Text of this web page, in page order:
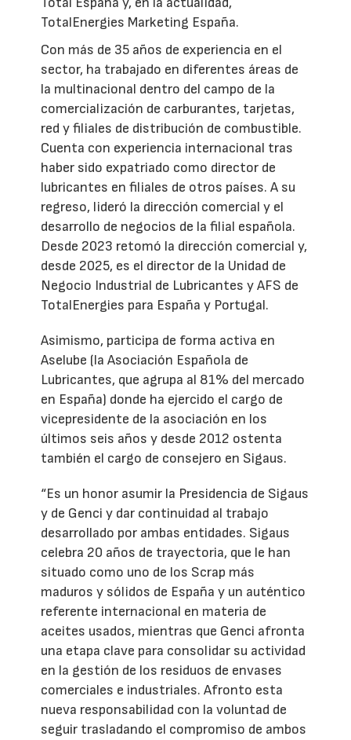
TotalEnergies Marketing España.
Con más de 35 años de experiencia en el
sector, ha trabajado en diferentes áreas de
la multinacional dentro del campo de la
comercialización de carburantes, tarjetas,
red y filiales de distribución de combustible.
Cuenta con experiencia internacional tras
haber sido expatriado como director de
lubricantes en filiales de otros países. A su
regreso, lideró la dirección comercial y el
desarrollo de negocios de la filial española.
Desde 2023 retomó la dirección comercial y,
desde 2025, es el director de la Unidad de
Negocio Industrial de Lubricantes y AFS de
TotalEnergies para España y Portugal.
Asimismo, participa de forma activa en
Aselube (la Asociación Española de
Lubricantes, que agrupa al 81% del mercado
en España) donde ha ejercido el cargo de
vicepresidente de la asociación en los
últimos seis años y desde 2012 ostenta
también el cargo de consejero en Sigaus.
“Es un honor asumir la Presidencia de Sigaus
y de Genci y dar continuidad al trabajo
desarrollado por ambas entidades. Sigaus
celebra 20 años de trayectoria, que le han
situado como uno de los Scrap más
maduros y sólidos de España y un auténtico
referente internacional en materia de
aceites usados, mientras que Genci afronta
una etapa clave para consolidar su actividad
en la gestión de los residuos de envases
comerciales e industriales. Afronto esta
nueva responsabilidad con la voluntad de
seguir trasladando el compromiso de ambos